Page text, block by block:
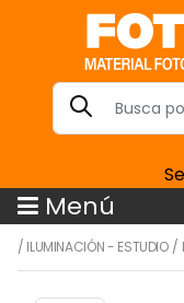
Menú
/ ILUMINACIÓN - ESTUDIO/